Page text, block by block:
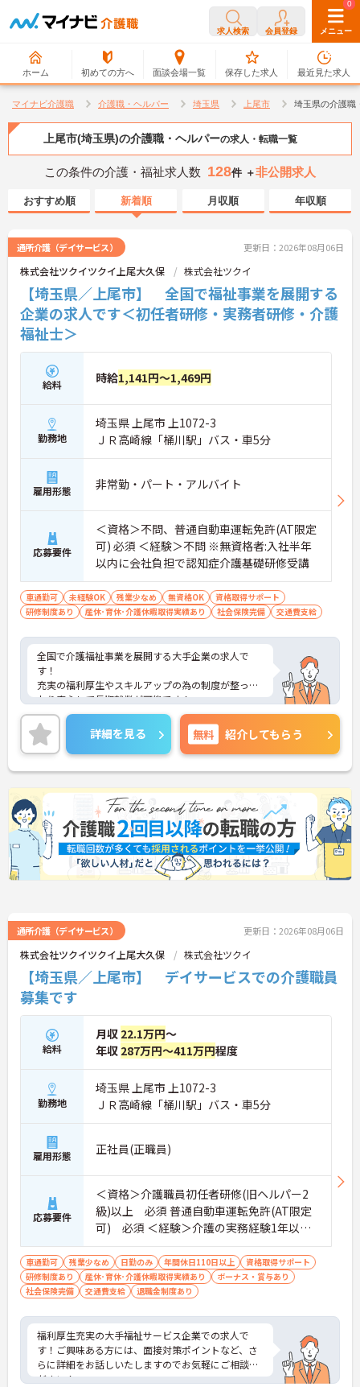
求人検索 会員登録 メニュー
ホーム 初めての方へ 面談会場一覧
0
保存した求人
0
最近見た求人
マイナビ介護職 介護職・ヘルパー 埼玉県 上尾市 埼玉県の介護職
上尾市(埼玉県)の介護職・ヘルパーの求人・転職一覧
この条件の介護・福祉求人数 128件 ＋非公開求人
おすすめ順 新着順 月収順 年収順
通所介護（デイサービス） 更新日：2026年08月06日
株式会社ツクイツクイ上尾大久保 株式会社ツクイ
【埼玉県／上尾市】 全国で福祉事業を展開する
企業の求人です＜初任者研修・実務者研修・介護
福祉士＞
給料 時給1,141円～1,469円
勤務地
埼玉県 上尾市 上1072-3
ＪＲ高崎線「桶川駅」バス・車5分
雇用形態 非常勤・パート・アルバイト
応募要件
＜資格＞不問、普通自動車運転免許(AT限定
可) 必須 ＜経験＞不問 ※無資格者:入社半年
以内に会社負担で認知症介護基礎研修受講
車通勤可 未経験OK 残業少なめ 無資格OK
資格取得サポート
研修制度あり
産休･育休･介護休暇取得実績あり 社会保険完備 交通費支給
全国で介護福祉事業を展開する大手企業の求人で
す！
充実の福利厚生やスキルアップの為の制度が整って
おり安心して長期就業が可能です！
ご興味ある方には、面接のポイントなど、さらに詳
細をお話致しますのでお気軽にご相談ください。
詳細を見る 無料 紹介してもらう
通所介護（デイサービス） 更新日：2026年08月06日
株式会社ツクイツクイ上尾大久保 株式会社ツクイ
【埼玉県／上尾市】 デイサービスでの介護職員
募集です
給料
月収 22.1万円～
年収 287万円～411万円程度
勤務地
埼玉県 上尾市 上1072-3
ＪＲ高崎線「桶川駅」バス・車5分
雇用形態 正社員(正職員)
応募要件
＜資格＞介護職員初任者研修(旧ヘルパー2
級)以上 必須 普通自動車運転免許(AT限定
可) 必須 ＜経験＞介護の実務経験1年以
上 必須
車通勤可 残業少なめ 日勤のみ 年間休日110日以上
資格取得サポート
研修制度あり
産休･育休･介護休暇取得実績あり
ボーナス・賞与あり
社会保険完備
交通費支給 退職金制度あり
福利厚生充実の大手福祉サービス企業での求人で
す！ご興味ある方には、面接対策ポイントなど、さ
らに詳細をお話しいたしますのでお気軽にご相談く
ださい！